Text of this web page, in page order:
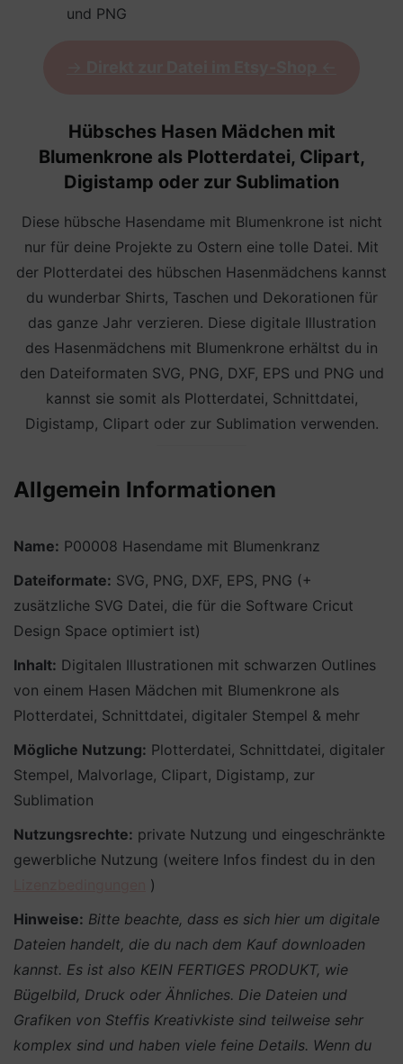
und PNG
Hübsches Hasen Mädchen mit
Blumenkrone alsPlotterdatei, Clipart,
Digistamp oder zur Sublimation
Diese hübsche Hasendame mit Blumenkrone ist nicht
nur für deine Projekte zu Ostern eine tolle Datei. Mit
der Plotterdatei des hübschen Hasenmädchens kannst
du wunderbar Shirts, Taschen und Dekorationen für
das ganze Jahr verzieren. Diese digitale Illustration
des Hasenmädchens mit Blumenkrone erhältst du in
den Dateiformaten SVG, PNG, DXF, EPS und PNG und
kannst sie somit als Plotterdatei, Schnittdatei,
Digistamp, Clipart oder zur Sublimation verwenden.
Allgemein Informationen
Name: P00008 Hasendame mit Blumenkranz
Dateiformate: SVG, PNG, DXF, EPS, PNG (+
zusätzliche SVG Datei, die für die Software Cricut
Design Space optimiert ist)
Inhalt: Digitalen Illustrationen mit schwarzen Outlines
von einem Hasen Mädchen mit Blumenkrone als
Plotterdatei, Schnittdatei, digitaler Stempel & mehr
Mögliche Nutzung: Plotterdatei, Schnittdatei, digitaler
Stempel, Malvorlage, Clipart, Digistamp, zur
Sublimation
Nutzungsrechte: private Nutzung und eingeschränkte
gewerbliche Nutzung (weitere Infos findest du in den
)
Hinweise: Bitte beachte, dass es sich hier um digitale
Dateien handelt, die du nach dem Kauf downloaden
kannst. Es ist also KEIN FERTIGES PRODUKT, wie
Bügelbild, Druck oder Ähnliches. Die Dateien und
Grafiken von Steffis Kreativkiste sind teilweise sehr
komplex sind und haben viele feine Details. Wenn du